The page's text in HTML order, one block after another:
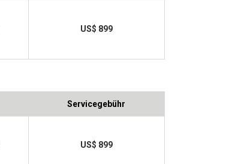
US$ 899
Servicegebühr
US$ 899